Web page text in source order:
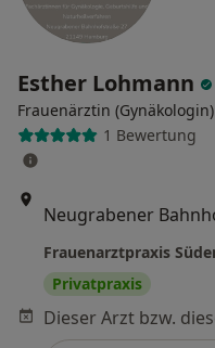
Esther Lohmann
Frauenärztin (Gynäkologin)
1 Bewertung
Privatpraxis